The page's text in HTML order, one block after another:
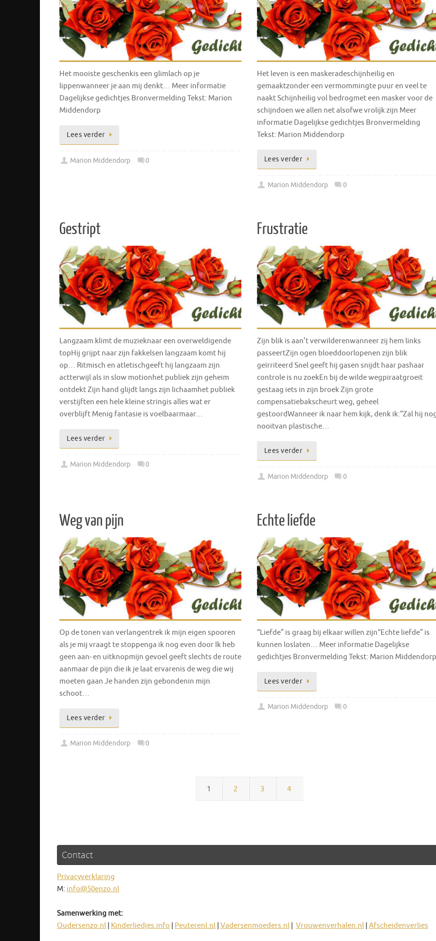
Het mooiste geschenkis een glimlach op je
lippenwanneer je aan mij denkt… Meer informatie
Dagelijkse gedichtjes Bronvermelding Tekst: Marion
Middendorp
Lees verder
Marion Middendorp 0
Het leven is een maskeradeschijnheilig en
gemaaktzonder een vermommingte puur en veel te
naakt Schijnheilig vol bedrogmet een masker voor de
schijndoen we allen net alsofwe vrolijk zijn Meer
informatie Dagelijkse gedichtjes Bronvermelding
Tekst: Marion Middendorp
Lees verder
Marion Middendorp 0
Gestript
Langzaam klimt de muzieknaar een overweldigende
topHij grijpt naar zijn fakkelsen langzaam komt hij
op… Ritmisch en atletischgeeft hij langzaam zijn
actterwijl als in slow motionhet publiek zijn geheim
ontdekt Zijn hand glijdt langs zijn lichaamhet publiek
verstijften een hele kleine stringis alles wat er
overblijft Menig fantasie is voelbaarmaar…
Lees verder
Marion Middendorp 0
Frustratie
Zijn blik is aan’t verwilderenwanneer zij hem links
passeertZijn ogen bloeddoorlopenen zijn blik
geïrriteerd Snel geeft hij gasen snijdt haar pashaar
controle is nu zoekEn bij de wilde wegpiraatgroeit
gestaag iets in zijn broek Zijn grote
compensatiebakscheurt weg, geheel
gestoordWanneer ik naar hem kijk, denk ik:“Zal hij
nooitvan plastische…
Lees verder
Marion Middendorp 0
Weg van pijn
Op de tonen van verlangentrek ik mijn eigen spooren
als je mij vraagt te stoppenga ik nog even door Ik heb
geen aan- en uitknopmijn gevoel geeft slechts de route
aanmaar de pijn die ik je laat ervarenis de weg die wij
moeten gaan Je handen zijn gebondenin mijn
schoot…
Lees verder
Marion Middendorp 0
Echte liefde
“Liefde” is graag bij elkaar willen zijn“Echte liefde” is
kunnen loslaten… Meer informatie Dagelijkse
gedichtjes Bronvermelding Tekst: Marion Middendorp
Lees verder
Marion Middendorp 0
1 2 3 4
Contact
Privacyverklaring
M: info@50enzo.nl
Samenwerking met:
Oudersenzo.nl Kinderliedjes.info Peuterenl.nl Vadersenmoeders.nl Vrouwenverhalen.nl Afscheidenverlies